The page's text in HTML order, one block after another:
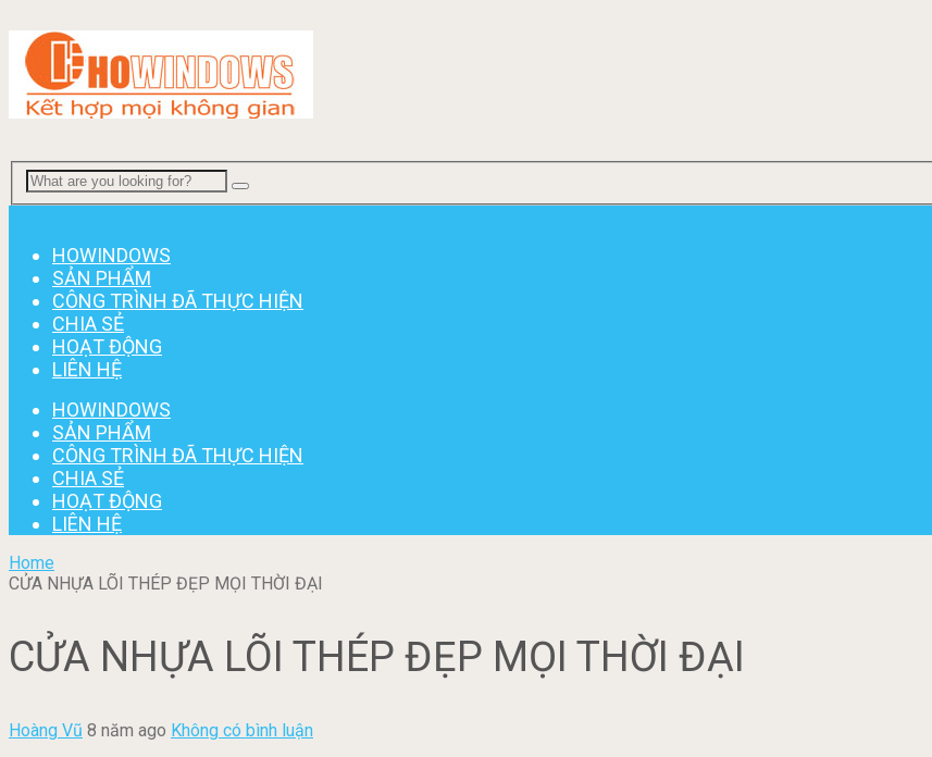
HOWINDOWS
SẢN PHẨM
CÔNG TRÌNH ĐÃ THỰC HIỆN
CHIA SẺ
HOẠT ĐỘNG
LIÊN HỆ
HOWINDOWS
SẢN PHẨM
CÔNG TRÌNH ĐÃ THỰC HIỆN
CHIA SẺ
HOẠT ĐỘNG
LIÊN HỆ
Home
CỬA NHỰA LÕI THÉP ĐẸP MỌI THỜI ĐẠI
CỬA NHỰA LÕI THÉP ĐẸP MỌI THỜI ĐẠI
Hoàng Vũ 8 năm ago Không có bình luận